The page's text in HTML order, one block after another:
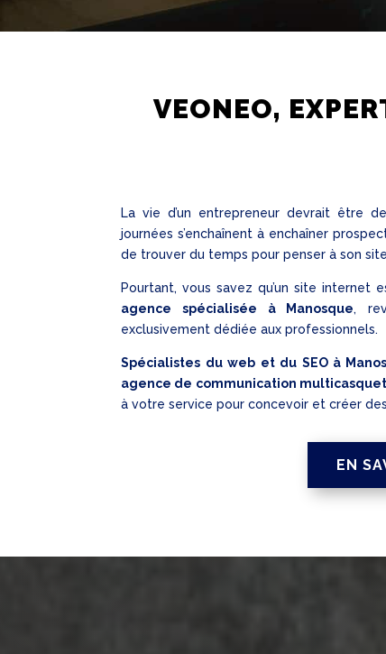
VEONEO,
La vie d’un entrepreneur devrait être
journées s’enchaînent à enchaîner
de trouver du temps pour penser à son
Pourtant, vous savez qu’un site internet
agence spécialisée à Manosque,
exclusivement dédiée aux professionnels.
Spécialistes du web et du SEO à
agence de communication
à votre service pour concevoir et créer
EN